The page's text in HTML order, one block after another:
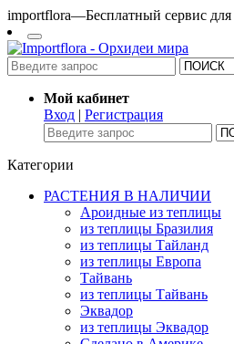
importflora—Бесплатный сервис
Мой кабинет
Вход | Регистрация
Категории
РАСТЕНИЯ В НАЛИЧИИ
Ароидные из теплицы
из теплицы Бразилия
из теплицы Тайланд
из теплицы Европа
Тайвань
из теплицы Тайвань
Эквадор
из теплицы Эквадор